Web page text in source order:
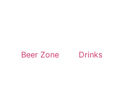
Beer Zone Drinks